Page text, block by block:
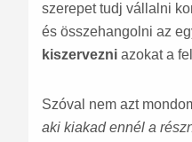
szerepet tudj vállalni
és összehangolni az
kiszervezni azokat a
Szóval nem azt
aki kiakad ennél a